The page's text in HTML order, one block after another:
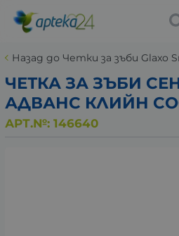
Назад до Четки за зъби Glaxo
ЧЕТКА ЗА ЗЪБИ
АДВАНС КЛИЙН
АРТ.№: 146640